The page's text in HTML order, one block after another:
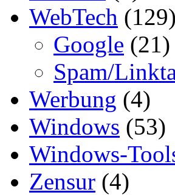
WebTech (129)
Google (21)
Spam/
Werbung (4)
Windows (53)
Windows-
Zensur (4)